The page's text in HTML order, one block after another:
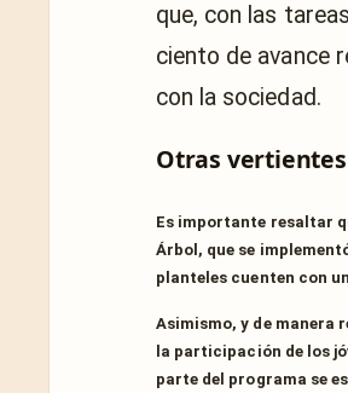
que, con las
ciento de avance
con la sociedad.
Otras vertientes
Es importante resaltar
Árbol, que se
planteles cuenten con
Asimismo, y de manera
la participación de los
parte del programa se